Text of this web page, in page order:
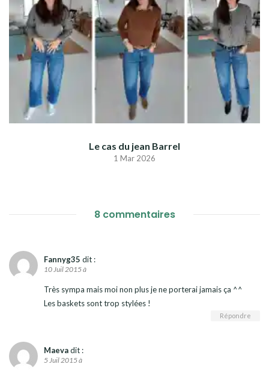
Le cas du jean Barrel
1 Mar 2026
8 commentaires
Fannyg35 dit :
10 Juil 2015 à
Très sympa mais moi non plus je ne porterai jamais ça ^^
Les baskets sont trop stylées !
Répondre
Maevadit :
5 Juil 2015 à